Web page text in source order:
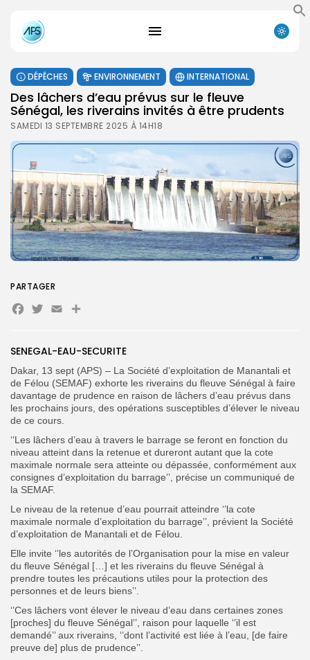
for:
FR
DÉPÊCHES ENVIRONNEMENT INTERNATIONAL
Des lâchers d’eau prévus sur le fleuve
Sénégal, les riverains invités à être prudents
SAMEDI 13 SEPTEMBRE 2025 À 14H18
SENEGAL-EAU-SECURITE
Dakar, 13 sept (APS) – La Société d’exploitation de Manantali et
de Félou (SEMAF) exhorte les riverains du fleuve Sénégal à faire
davantage de prudence en raison de lâchers d’eau prévus dans
les prochains jours, des opérations susceptibles d’élever le niveau
de ce cours.
‘’Les lâchers d’eau à travers le barrage se feront en fonction du
niveau atteint dans la retenue et dureront autant que la cote
maximale normale sera atteinte ou dépassée, conformément aux
consignes d’exploitation du barrage’’, précise un communiqué de
la SEMAF.
Le niveau de la retenue d’eau pourrait atteindre ‘’la cote
maximale normale d’exploitation du barrage’’, prévient la Société
d’exploitation de Manantali et de Félou.
Elle invite ‘’les autorités de l’Organisation pour la mise en valeur
du fleuve Sénégal […] et les riverains du fleuve Sénégal à
prendre toutes les précautions utiles pour la protection des
personnes et de leurs biens’’.
‘’Ces lâchers vont élever le niveau d’eau dans certaines zones
[proches] du fleuve Sénégal’’, raison pour laquelle ‘’il est
demandé’’ aux riverains, ‘’dont l’activité est liée à l’eau, [de faire
preuve de] plus de prudence’’.
PARTAGER
Facebook
Twitter
EmailPartager